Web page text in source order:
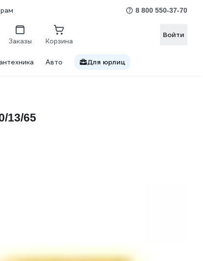
8 800 550-37-70
Заказы Корзина
Войти
Авто Для юрлиц
13/65